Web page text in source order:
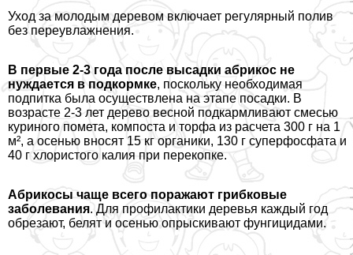
Уход за молодым деревом включает регулярный полив
без переувлажнения.
В первые 2-3 года после высадки абрикос не
нуждается в подкормке, поскольку необходимая
подпитка была осуществлена на этапе посадки. В
возрасте 2-3 лет дерево весной подкармливают смесью
куриного помета, компоста и торфа из расчета 300 г на 1
м², а осенью вносят 15 кг органики, 130 г суперфосфата и
40 г хлористого калия при перекопке.
Абрикосы чаще всего поражают грибковые
заболевания. Для профилактики деревья каждый год
обрезают, белят и осенью опрыскивают фунгицидами.